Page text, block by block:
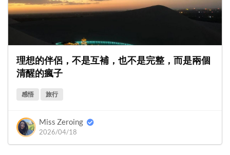
理想的伴侶，不是互補，也不是完整，而是兩個
清醒的瘋子
感悟 旅行
Miss Zeroing
2026/04/18